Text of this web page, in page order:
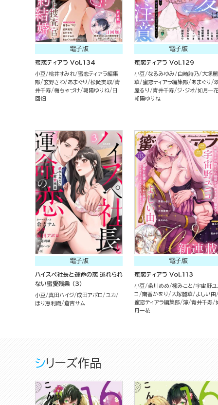
電子版
蜜恋ティアラ Vol.134
小豆 桃井すみれ
蜜恋ティアラ編集
部
玄野さわ あまぐり 松岡実取 青
井千寿 梅ちゃづけ 朝陽ゆりね
日
回畑
電子版
蜜恋ティアラ Vol.129
小豆 なるみゆみ 白崎詩乃
大塚麗
華
蜜恋ティアラ編集部 あまぐり
屋るり
青井千寿 ジ・ジオ 如月一
朝陽ゆりね
電子版
ハイスペ社長と運命の恋 逃れられ
ない蜜愛残業 （3）
小豆 真田ハイジ 成田アポロ
ユカ
ほり恵利織 倉吉サム
電子版
蜜恋ティアラ Vol.113
小豆 粂川めめ 櫁みこと
宇宙野ユ
コ
南香かをり 大塚麗華
よしい由
蜜恋ティアラ編集部
濘 青井千寿
月一花
シリーズ作品